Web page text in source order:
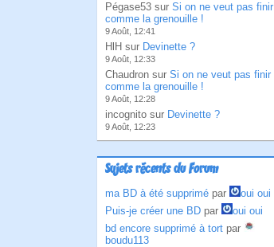
Pégase53 sur Si on ne veut pas finir
comme la grenouille !
9 Août, 12:41
HlH sur Devinette ?
9 Août, 12:33
Chaudron sur Si on ne veut pas finir
comme la grenouille !
9 Août, 12:28
incognito sur Devinette ?
9 Août, 12:23
Sujets récents du Forum
ma BD à été supprimé par
oui oui
Puis-je créer une BD par
oui oui
bd encore supprimé à tort par
boudu113